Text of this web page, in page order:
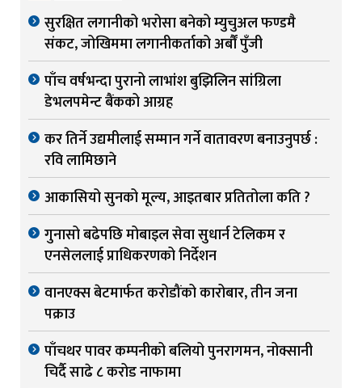
सुरक्षित लगानीको भरोसा बनेको म्युचुअल फण्डमै
संकट, जोखिममा लगानीकर्ताको अर्बौं पुँजी
पाँच वर्षभन्दा पुरानो लाभांश बुझिलिन सांग्रिला
डेभलपमेन्ट बैंकको आग्रह
कर तिर्ने उद्यमीलाई सम्मान गर्ने वातावरण बनाउनुपर्छ :
रवि लामिछाने
आकासियो सुनको मूल्य, आइतबार प्रतितोला कति ?
गुनासो बढेपछि मोबाइल सेवा सुधार्न टेलिकम र
एनसेललाई प्राधिकरणको निर्देशन
वानएक्स बेटमार्फत करोडौंको कारोबार, तीन जना
पक्राउ
पाँचथर पावर कम्पनीको बलियो पुनरागमन, नोक्सानी
चिर्दै साढे ८ करोड नाफामा